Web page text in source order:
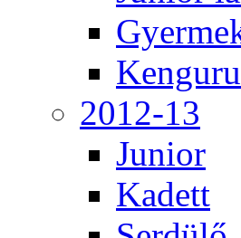
2012-13
Junior
Kadett